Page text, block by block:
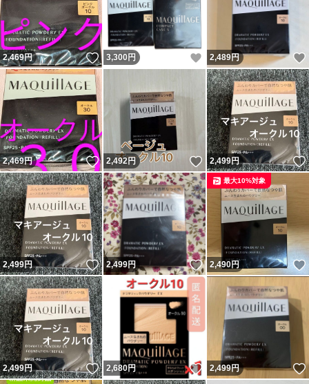
2,469円 いいね！
3,300 円 いいね！
2,489円
2,469円 いいね！
2,492円 いいね！
2,499円
2,499円 いいね！
2,499円 いいね！
2,490円
最大10%対象
2,499円 いいね！
2,680円 いいね！
2,499円